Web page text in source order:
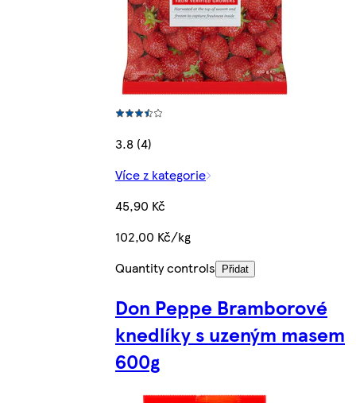
3.8 (4)
Více z kategorie
45,90 Kč
102,00 Kč/kg
Quantity controls
Přidat
Don Peppe Bramborové
knedlíky s uzeným masem
600g